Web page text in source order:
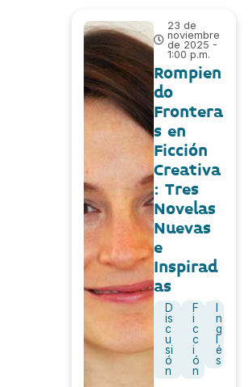
23 de
noviembre
de 2025 -
1:00 p.m.
Rompien
do
Frontera
s en
Ficción
Creativa
: Tres
Novelas
Nuevas
e
Inspirad
as
D
is
c
u
si
ó
n
F
i
c
c
i
ó
n
n
g
l
é
s